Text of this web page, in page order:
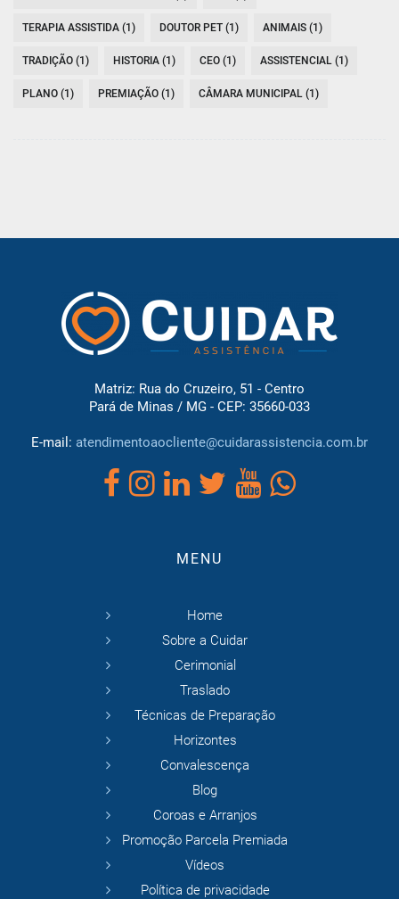
TERAPIA ASSISTIDA (1) DOUTOR PET (1) ANIMAIS (1)
TRADIÇÃO (1) HISTORIA (1) CEO (1) ASSISTENCIAL (1)
PLANO (1) PREMIAÇÃO (1) CÂMARA MUNICIPAL (1)
Matriz: Rua do Cruzeiro, 51 - Centro
Pará de Minas / MG - CEP: 35660-033
E-mail: atendimentoaocliente@cuidarassistencia.com.br
MENU
Home
Sobre a Cuidar
Cerimonial
Traslado
Técnicas de Preparação
Horizontes
Convalescença
Blog
Coroas e Arranjos
Promoção Parcela Premiada
Vídeos
Política de privacidade